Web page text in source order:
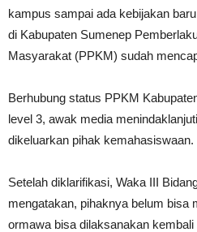
kampus sampai ada kebijakan
di Kabupaten Sumenep
Masyarakat (PPKM) sudah
Berhubung status PPKM
level 3, awak media
dikeluarkan pihak kemahasiswaan.
Setelah diklarifikasi, Waka III
mengatakan, pihaknya belum bisa
ormawa bisa dilaksanakan